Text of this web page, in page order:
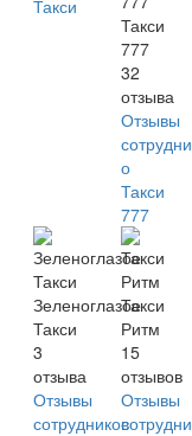
Такси
Такси
777
32
отзыва
Отзывы
о
Такси
777
Зеленоглазое
Такси
3
отзыва
Отзывы
сотрудников
Такси
Ритм
15
отзывов
Отзывы